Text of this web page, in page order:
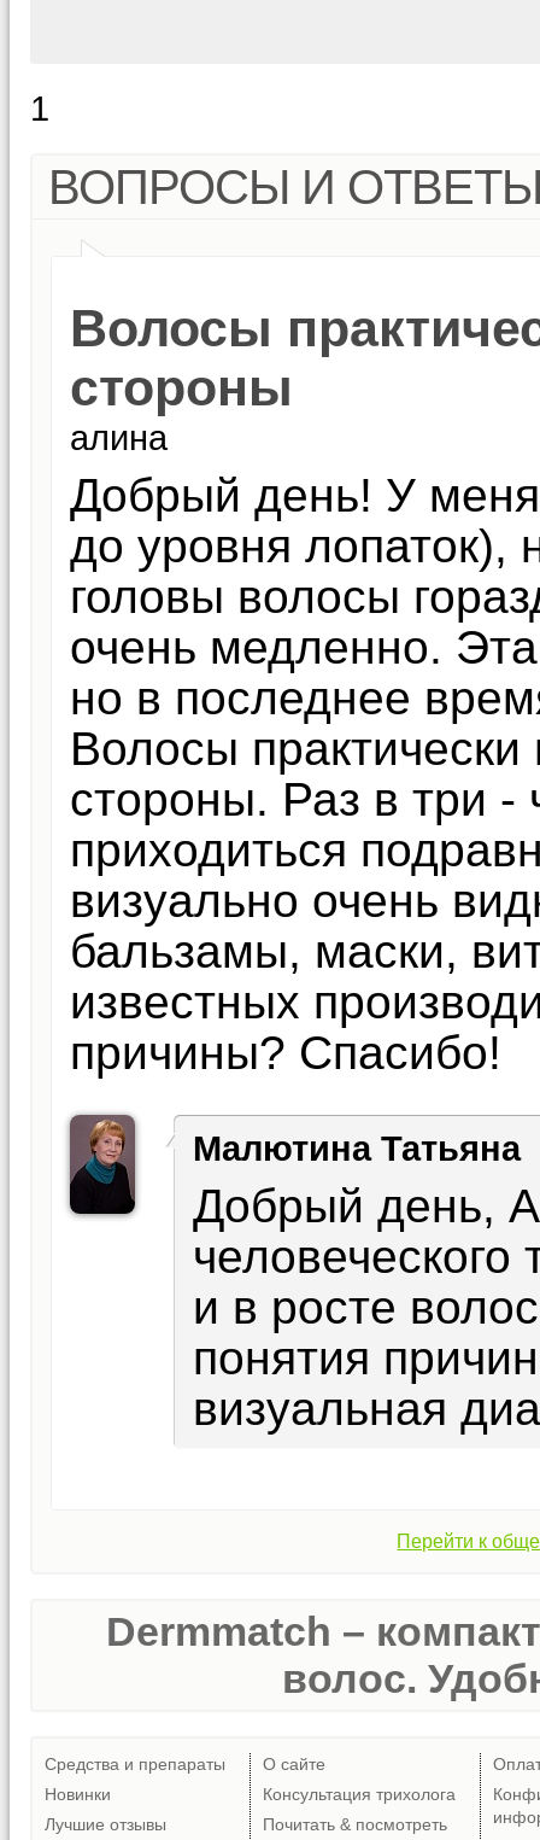
1
ВОПРОСЫ И
Волосы
стороны
алина
Добрый день! У
до уровня лопаток),
головы волосы
очень медленно.
но в последнее
Волосы практически
стороны. Раз в три -
приходиться
визуально очень
бальзамы, маски,
известных
причины? Спасибо!
Малютина Татьяна
Добрый день,
и в росте
понятия
визуальная
Перейти к
Dermmatch –
волос.
Средства и препараты
Новинки
Лучшие отзывы
О сайте
Консультация трихолога
Почитать & посмотреть